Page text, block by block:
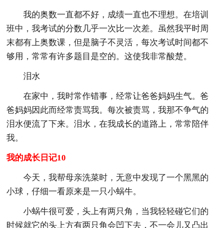
我的奥数一直都不好，成绩一直也不理想。在培训
班中，我考试的分数几乎一次比一次差。虽然我平时周
末都有上奥数课，但是脑子不灵活，每次考试时间都不
够用，常常有许多题目是空的。这使我非常酸楚。
泪水
在家中，我时常作错事，经常让爸爸妈妈生气。爸
爸妈妈因此而经常责骂我。每次被责骂，我那不争气的
泪水便流了下来。泪水，在我成长的道路上，常常陪伴
我。
我的成长日记10
今天，我帮母亲洗菜时，无意中发现了一个黑黑的
小球，仔细一看原来是一只小蜗牛。
小蜗牛很可爱，头上有两只角，当我轻轻碰它们的
时候就它的头上方有两只角会凹下去，不一会儿又凸出